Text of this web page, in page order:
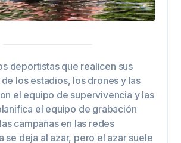
deportistas que realicen sus
los estadios, los drones y las
el equipo de supervivencia y las
el equipo de grabación
campañas en las redes
se deja al azar, pero el azar suele